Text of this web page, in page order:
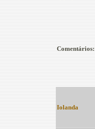
Comentários:
Iolanda